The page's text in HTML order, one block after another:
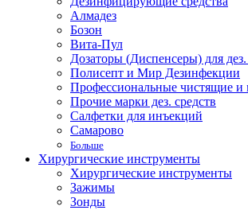
Алмадез
Бозон
Вита-Пул
Дозаторы (Диспенсеры) для дез.
Полисепт и Мир Дезинфекции
Профессиональные чистящие и
Прочие марки дез. средств
Салфетки для инъекций
Самарово
Больше
Хирургические инструменты
Хирургические инструменты
Зажимы
Зонды